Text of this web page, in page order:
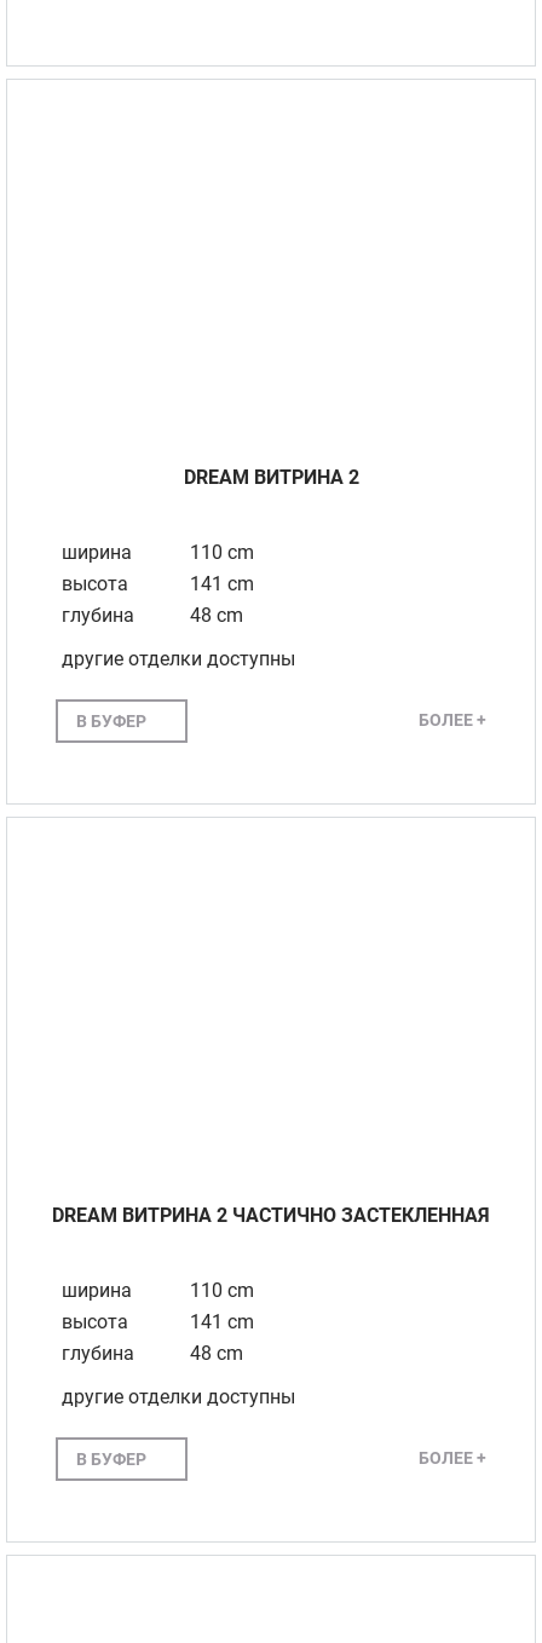
DREAM BИТРИНА 2
ширина
110 cm
высота
141 cm
глубина
48 cm
другие отделки доступны
В БУФЕР БОЛЕЕ +
DREAM BИТРИНА 2 ЧАСТИЧНО ЗАСТЕКЛЕННAЯ
ширина
110 cm
высота
141 cm
глубина
48 cm
другие отделки доступны
В БУФЕР БОЛЕЕ +